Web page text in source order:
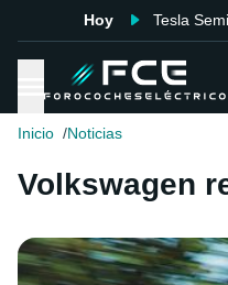
Hoy Tesla Semi
Inicio Noticias
Volkswagen